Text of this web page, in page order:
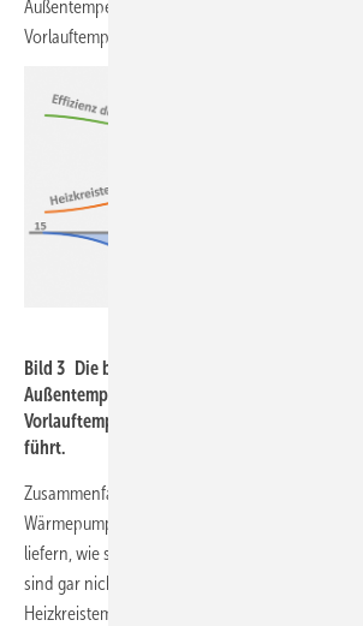
Außentemperaturen bereitgestellt. Dabei sind
Vorlauftemperaturen nicht sehr hoch, was zu
Bild 3 Die benötigte Heizwärme wird zu 75 bis
Außentemperaturen bereitgestellt. Dabei sind
Vorlauftemperaturen nicht sehr hoch, was zu
führt.
Zusammenfassend sind zwei Schlüsse zu ziehen:
Wärmepumpen in der Lage, auch hohe
liefern, wie sie an sehr kalten Tagen notwendig
sind gar nicht die maximalen, sondern die
Heizkreistemperaturen für die Gesamteffizienz